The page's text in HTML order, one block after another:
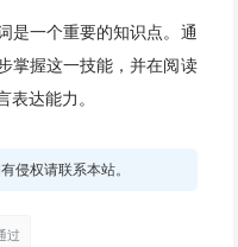
是一个重要的知识点。通
掌握这一技能，并在阅读
表达能力。
侵权请联系本站。
过